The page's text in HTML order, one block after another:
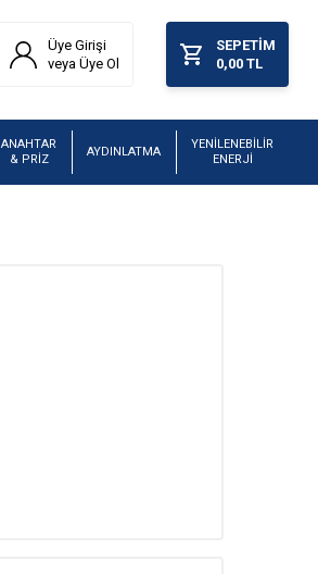
Üye Girişi
veya Üye Ol
SEPETIM
0,00 TL
ANAHTAR
& PRİZ
AYDINLATMA
YENİLENEBİLİR
ENERJİ